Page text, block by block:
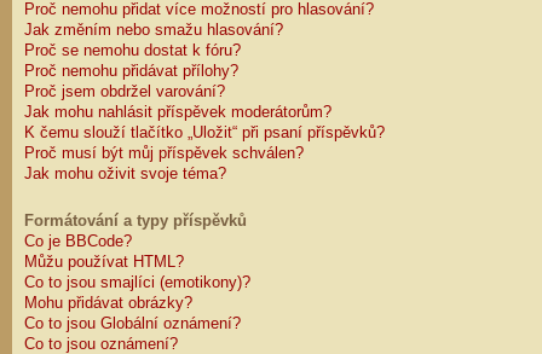
Proč nemohu přidat více možností pro hlasování?
Jak změním nebo smažu hlasování?
Proč se nemohu dostat k fóru?
Proč nemohu přidávat přílohy?
Proč jsem obdržel varování?
Jak mohu nahlásit příspěvek moderátorům?
K čemu slouží tlačítko „Uložit“ při psaní příspěvků?
Proč musí být můj příspěvek schválen?
Jak mohu oživit svoje téma?
Formátování a typy příspěvků
Co je BBCode?
Můžu používat HTML?
Co to jsou smajlíci (emotikony)?
Mohu přidávat obrázky?
Co to jsou Globální oznámení?
Co to jsou oznámení?